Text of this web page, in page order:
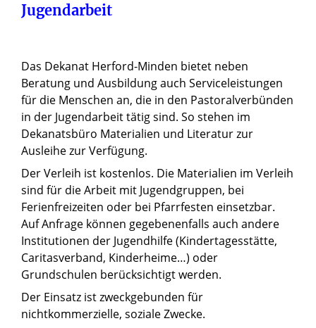
Jugendarbeit
Das Dekanat Herford-Minden bietet neben
Beratung und Ausbildung auch Serviceleistungen
für die Menschen an, die in den Pastoralverbünden
in der Jugendarbeit tätig sind. So stehen im
Dekanatsbüro Materialien und Literatur zur
Ausleihe zur Verfügung.
Der Verleih ist kostenlos. Die Materialien im Verleih
sind für die Arbeit mit Jugendgruppen, bei
Ferienfreizeiten oder bei Pfarrfesten einsetzbar.
Auf Anfrage können gegebenenfalls auch andere
Institutionen der Jugendhilfe (Kindertagesstätte,
Caritasverband, Kinderheime…) oder
Grundschulen berücksichtigt werden.
Der Einsatz ist zweckgebunden für
nichtkommerzielle, soziale Zwecke.